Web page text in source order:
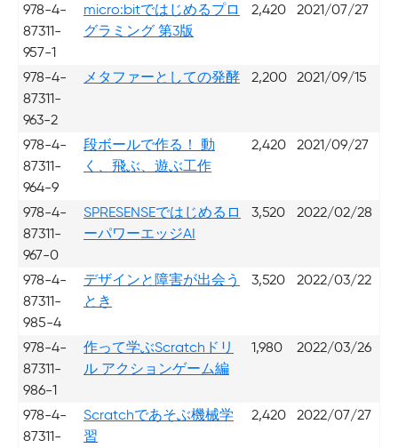
978-4-
87311-
957-1
micro:bitではじめるプロ
グラミング 第3版
2,420 2021/07/27
978-4-
87311-
963-2
メタファーとしての発酵 2,200 2021/09/15
978-4-
87311-
964-9
段ボールで作る！ 動
く、飛ぶ、遊ぶ工作
2,420 2021/09/27
978-4-
87311-
967-0
SPRESENSEではじめるロ
ーパワーエッジAI
3,520 2022/02/28
978-4-
87311-
985-4
デザインと障害が出会う
とき
3,520 2022/03/22
978-4-
87311-
986-1
作って学ぶScratchドリ
ル アクションゲーム編
1,980 2022/03/26
978-4-
87311-
Scratchであそぶ機械学
習
2,420 2022/07/27